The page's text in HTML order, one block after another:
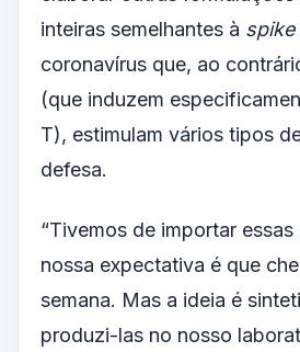
inteiras semelhantes à spike
coronavírus que, ao
(que induzem
T), estimulam vários tipos
defesa.
“Tivemos de importar
nossa expectativa é que
semana. Mas a ideia é
produzi-las no nosso